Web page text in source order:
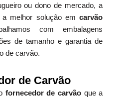
ou dono de mercado, a
a melhor solução emcarvão
com embalagens
de tamanho e garantia de
de carvão.
de Carvão
fornecedor de carvão que a